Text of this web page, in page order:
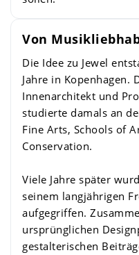
Von
Die Idee zu Jewel
Jahre in Kopenhagen.
Innenarchitekt und
studierte damals an
Fine Arts, Schools of
Conservation.
Viele Jahre später
seinem langjährigen
aufgegriffen.
ursprünglichen
gestalterischen